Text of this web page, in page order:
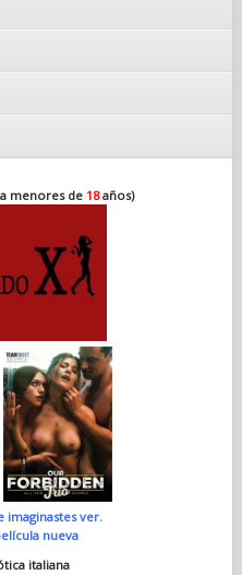
menores de 18años)
imaginastes ver.
nueva
italiana